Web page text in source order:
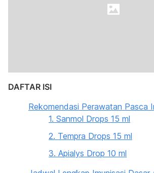
DAFTAR ISI
Rekomendasi Perawatan Pasca
1. Sanmol Drops 15 ml
2. Tempra Drops 15 ml
3. Apialys Drop 10 ml